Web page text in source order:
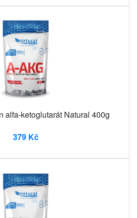
alfa-ketoglutarát Natural 400g
379 Kč